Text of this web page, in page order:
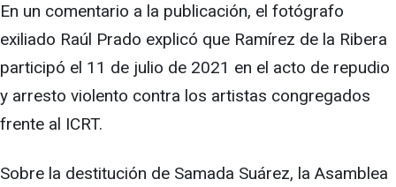
En un comentario a la publicación, el fotógrafo
exiliado Raúl Prado explicó que Ramírez de la Ribera
participó el 11 de julio de 2021 en el acto de repudio
y arresto violento contra los artistas congregados
frente al ICRT.
Sobre la destitución de Samada Suárez, la Asamblea